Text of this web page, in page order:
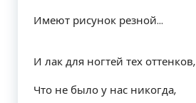
Имеют рисунок резной…
И лак для ногтей тех оттенков,
Что не было у нас никогда,